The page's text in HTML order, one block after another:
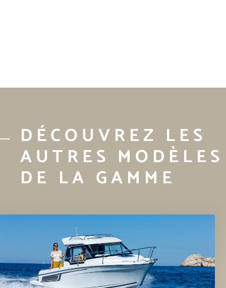
DÉCOUVREZ LES
AUTRES MODÈLES
DE LA GAMME